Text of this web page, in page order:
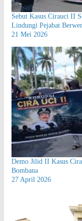
Sebut Kasus Cirauci II
Lindungi Pejabat
21 Mei 2026
Demo Jilid II Kasus
Bombana
27 April 2026